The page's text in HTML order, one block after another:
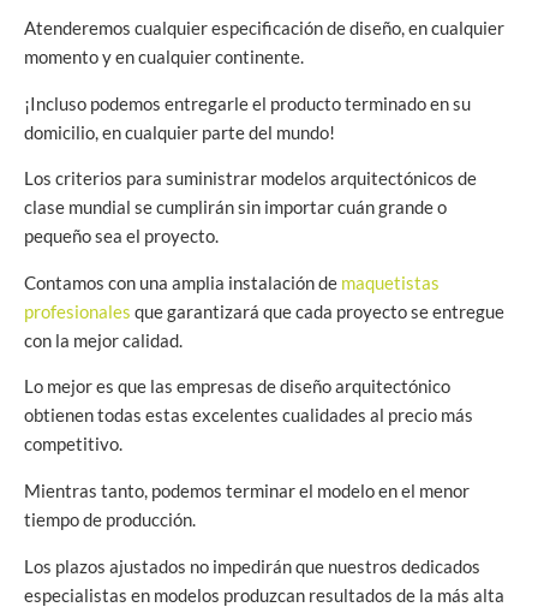
Atenderemos cualquier especificación de diseño, en cualquier
momento y en cualquier continente.
¡Incluso podemos entregarle el producto terminado en su
domicilio, en cualquier parte del mundo!
Los criterios para suministrar modelos arquitectónicos de
clase mundial se cumplirán sin importar cuán grande o
pequeño sea el proyecto.
Contamos con una amplia instalación de maquetistas
profesionales que garantizará que cada proyecto se entregue
con la mejor calidad.
Lo mejor es que las empresas de diseño arquitectónico
obtienen todas estas excelentes cualidades al precio más
competitivo.
Mientras tanto, podemos terminar el modelo en el menor
tiempo de producción.
Los plazos ajustados no impedirán que nuestros dedicados
especialistas en modelos produzcan resultados de la más alta